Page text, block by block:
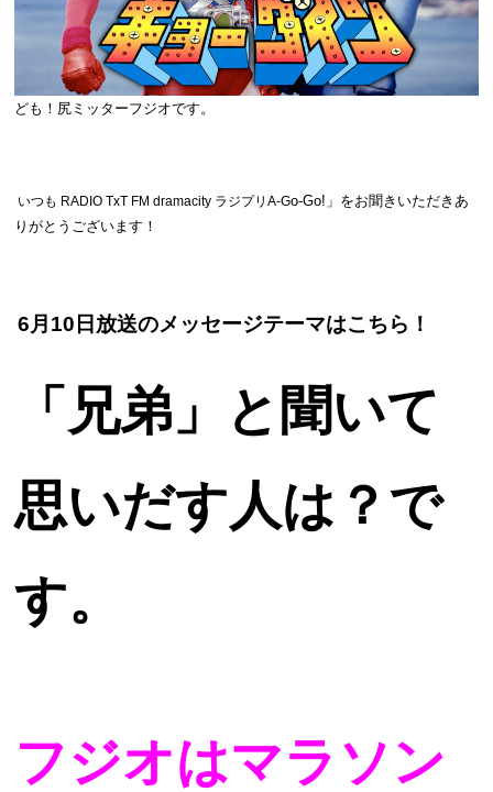
ども！尻ミッターフジオです。
いつも RADIO TxT FM dramacity ラジプリA-Go-Go! 」をお聞きいただきあ
りがとうございます！
6月10日放送のメッセージテーマはこちら！
「兄弟」と聞いて
思いだす人は？で
す。
フジオはマラソン